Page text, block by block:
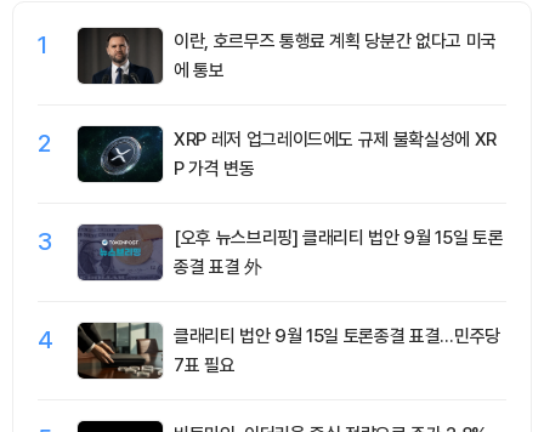
1
이란, 호르무즈 통행료 계획 당분간 없다고 미국
에 통보
2
XRP 레저 업그레이드에도 규제 불확실성에 XR
P 가격 변동
3
[오후 뉴스브리핑] 클래리티 법안 9월 15일 토론
종결 표결 外
4
클래리티 법안 9월 15일 토론종결 표결…민주당
7표 필요